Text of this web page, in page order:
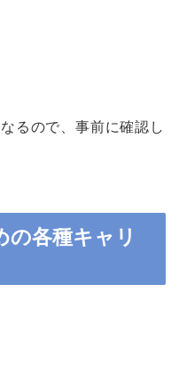
るので、事前に確認し
の各種キャリ